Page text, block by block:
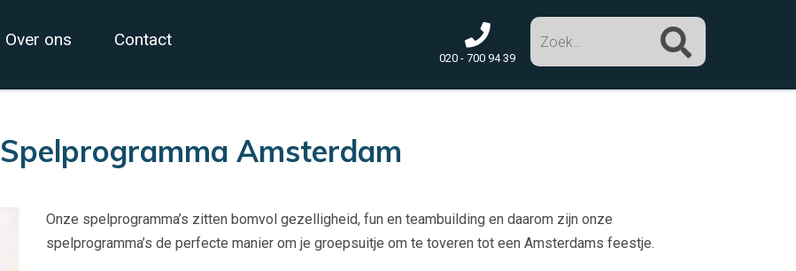
Over ons Contact
020 - 700 94 39
Zoek
Spelprogramma Amsterdam
Onze spelprogramma’s zitten bomvol gezelligheid, fun en teambuilding en daarom zijn onze
spelprogramma’s de perfecte manier om je groepsuitje om te toveren tot een Amsterdams feestje.